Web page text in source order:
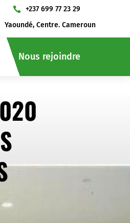
 +237 699 77 23 29
Yaoundé, Centre. Cameroun
Nous rejoindre